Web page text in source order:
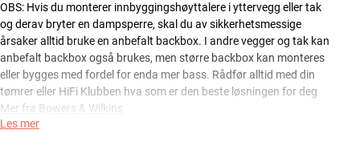
OBS: Hvis du monterer innbyggingshøyttalere i yttervegg eller tak
og derav bryter en dampsperre, skal du av sikkerhetsmessige
årsaker alltid bruke en anbefalt backbox. I andre vegger og tak kan
anbefalt backbox også brukes, men større backbox kan monteres
eller bygges med fordel for enda mer bass. Rådfør alltid med din
tømrer eller HiFi Klubben hva som er den beste løsningen for deg
Mer fra Bowers & Wilkins
Les mer